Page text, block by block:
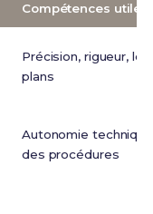
Compétences
Précision, rigueur,
plans
Autonomie
des procédures